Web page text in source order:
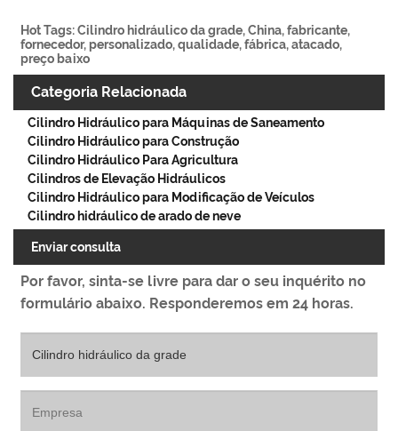
Hot Tags: Cilindro hidráulico da grade, China, fabricante,
fornecedor, personalizado, qualidade, fábrica, atacado,
preço baixo
Categoria Relacionada
Cilindro Hidráulico para Máquinas de Saneamento
Cilindro Hidráulico para Construção
Cilindro Hidráulico Para Agricultura
Cilindros de Elevação Hidráulicos
Cilindro Hidráulico para Modificação de Veículos
Cilindro hidráulico de arado de neve
Enviar consulta
Por favor, sinta-se livre para dar o seu inquérito no
formulário abaixo. Responderemos em 24 horas.